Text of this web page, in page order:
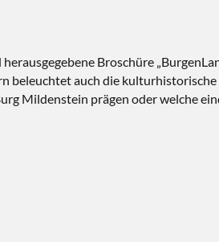
Broschüre
beleuchtet auch die
Mildenstein prägen oder welche